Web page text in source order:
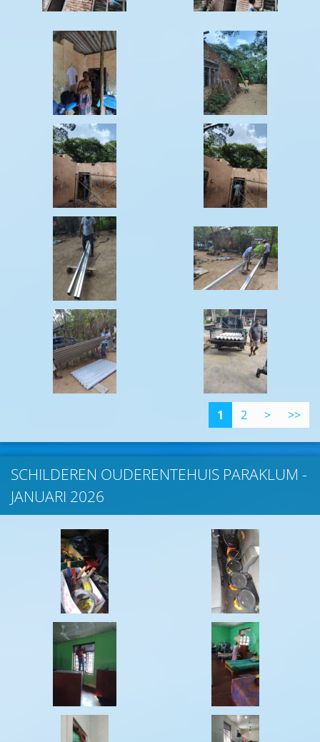
1 2 > >>
SCHILDEREN OUDERENTEHUIS PARAKLUM -
JANUARI 2026